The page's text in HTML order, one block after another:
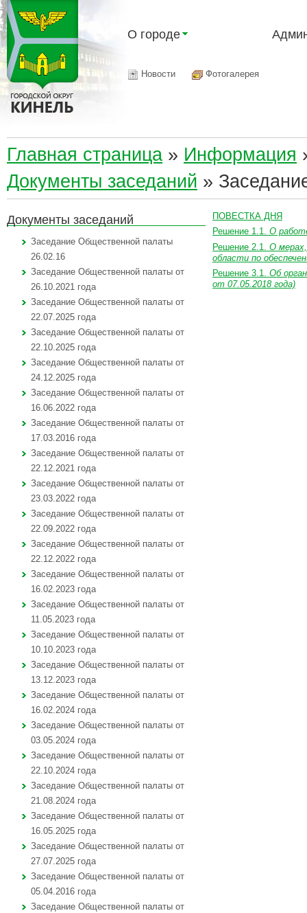
О городе
Новости Фотогалерея
Главная страница » Информация
Документы заседаний »
Документы заседаний
Заседание Общественной палаты
26.02.16
Заседание Общественной палаты от
26.10.2021 года
Заседание Общественной палаты от
22.07.2025 года
Заседание Общественной палаты от
22.10.2025 года
Заседание Общественной палаты от
24.12.2025 года
Заседание Общественной палаты от
16.06.2022 года
Заседание Общественной палаты от
17.03.2016 года
Заседание Общественной палаты от
22.12.2021 года
Заседание Общественной палаты от
23.03.2022 года
Заседание Общественной палаты от
22.09.2022 года
Заседание Общественной палаты от
22.12.2022 года
Заседание Общественной палаты от
16.02.2023 года
Заседание Общественной палаты от
11.05.2023 года
Заседание Общественной палаты от
10.10.2023 года
Заседание Общественной палаты от
13.12.2023 года
Заседание Общественной палаты от
16.02.2024 года
Заседание Общественной палаты от
03.05.2024 года
Заседание Общественной палаты от
22.10.2024 года
Заседание Общественной палаты от
21.08.2024 года
Заседание Общественной палаты от
16.05.2025 года
Заседание Общественной палаты от
27.07.2025 года
Заседание Общественной палаты от
05.04.2016 года
Заседание Общественной палаты от
ПОВЕСТКА ДНЯ
Решение 1.1. О
Решение 2.1. О
области по
Решение 3.1. Об
от 07.05.2018 года)